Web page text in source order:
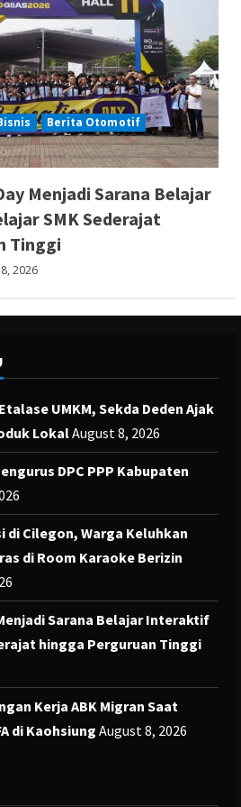
Berita Otomotif
Menjadi Sarana Belajar
SMK Sederajat
Tinggi
2026
UMKM, Sekda Deden Ajak
LokalAugust 8, 2026
DPC PPP Kabupaten
di Cilegon, Warga Keluhkan
di Room Karaoke Berizin
Sarana Belajar Interaktif
hingga Perguruan Tinggi
Kerja ABK Migran Saat
di Kaohsiung August 8, 2026